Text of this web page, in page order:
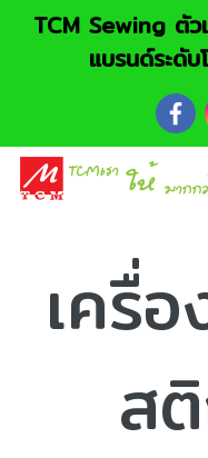
TCM Sewing ตัว
แบรนด์ระดับ
เครื่
ส